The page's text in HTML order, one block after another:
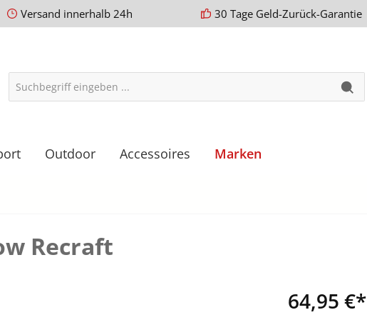
Versand innerhalb 24h 30 Tage Geld-Zurück-Garantie
Outdoor Accessoires Marken
Recraft
64,95 €*